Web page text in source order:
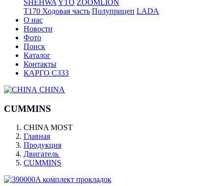
SHEHWA YTO ZOOMLION
T170 Ходовая часть Полуприцеп LADA
О нас
Новости
Фото
Поиск
Каталог
Контакты
КАРГО С333
CHINA
CUMMINS
CHINA MOST
Главная
Продукция
Двигатель
CUMMINS